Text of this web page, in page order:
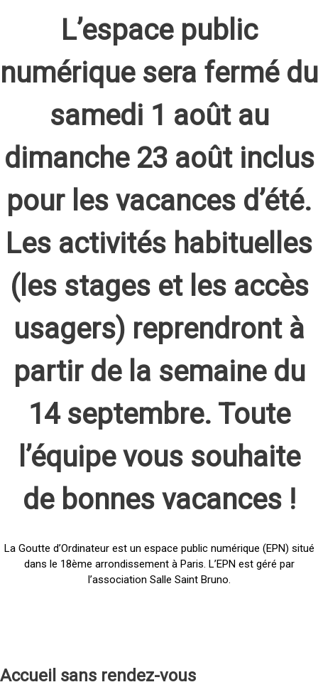
L’espace public
numérique sera fermé du
samedi 1 août au
dimanche 23 août inclus
pour les vacances d’été.
Les activités habituelles
(les stages et les accès
usagers) reprendront à
partir de la semaine du
14 septembre. Toute
l’équipe vous souhaite
de bonnes vacances !
La Goutte d’Ordinateur est un espace public numérique (EPN) situé
dans le 18ème arrondissement à Paris. L’EPN est géré par
l’association Salle Saint Bruno.
Accueil sans rendez-vous